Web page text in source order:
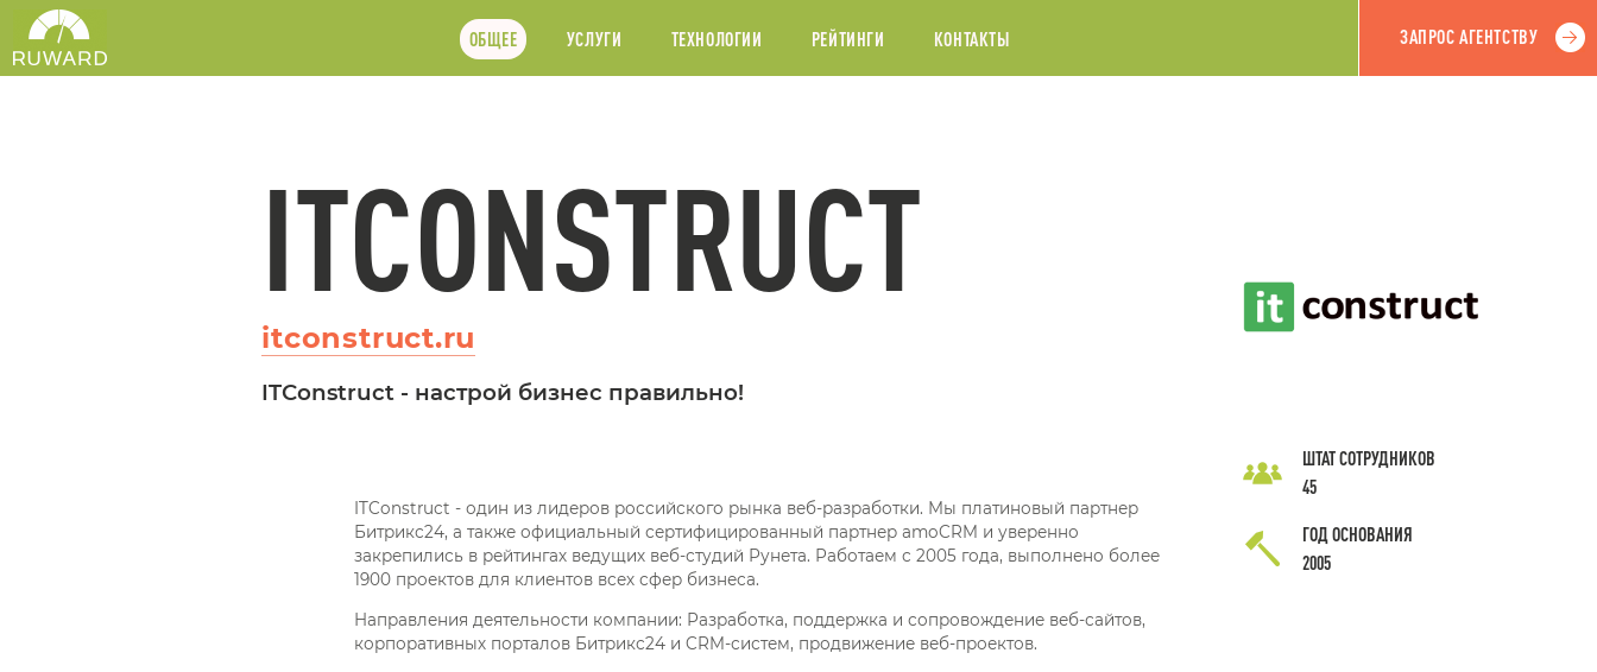
ОБЩЕЕ УСЛУГИ ТЕХНОЛОГИИ РЕЙТИНГИ КОНТАКТЫ ЗАПРОС АГЕНТСТВУ
ITCONSTRUCT
itconstruct.ru
ITConstruct - настрой бизнес правильно!
ITConstruct - один из лидеров российского рынка веб-разработки. Мы платиновый партнер
Битрикс24, а также официальный сертифицированный партнер amoCRM и уверенно
закрепились в рейтингах ведущих веб-студий Рунета. Работаем с 2005 года, выполнено более
1900 проектов для клиентов всех сфер бизнеса.
Направления деятельности компании: Разработка, поддержка и сопровождение веб-сайтов,
корпоративных порталов Битрикс24 и CRM-систем, продвижение веб-проектов.
ШТАТ СОТРУДНИКОВ
45
ГОД ОСНОВАНИЯ
2005